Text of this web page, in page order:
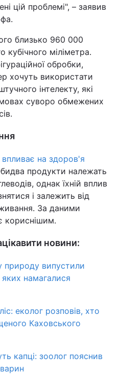
цій проблемі", – заявив
близько 960 000
кубічного міліметра.
обробки,
хочуть використати
інтелекту, які
суворо обмежених
впливає на здоров'я
продукти належать
однак їхній вплив
і залежить від
За даними
кориснішим.
новини:
природу випустили
яких намагалися
еколог розповів, хто
Каховського
капці: зоолог пояснив